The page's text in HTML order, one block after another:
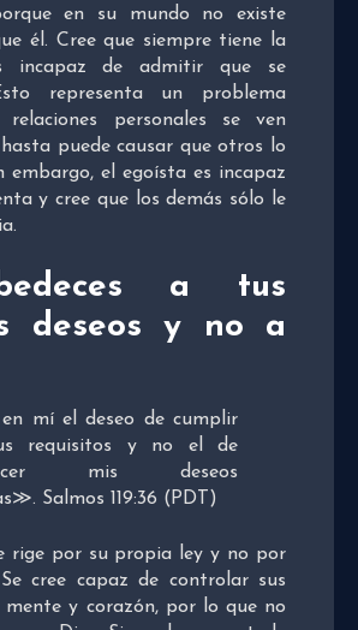
en su mundo no existe
él. Cree que siempre tiene la
incapaz de admitir que se
representa un problema
relaciones personales se ven
puede causar que otros lo
embargo, el egoísta es incapaz
y cree que los demás sólo le
a tus
deseos y no a
en mí el deseo de cumplir
requisitos y no el de
mis deseos
≫. Salmos 119:36 (PDT)
rige por su propia ley y no por
cree capaz de controlar sus
mente y corazón, por lo que no